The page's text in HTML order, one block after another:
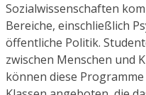
Sozialwissenschaften
Bereiche, einschließlich
öffentliche Politik.
zwischen Menschen und
können diese